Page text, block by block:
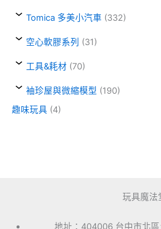
Tomica 多美小汽車 (332)
空心軟膠系列 (31)
工具&耗材 (70)
袖珍屋與微縮模型 (190)
趣味玩具 (4)
玩具魔法
地址：404006 台中市北